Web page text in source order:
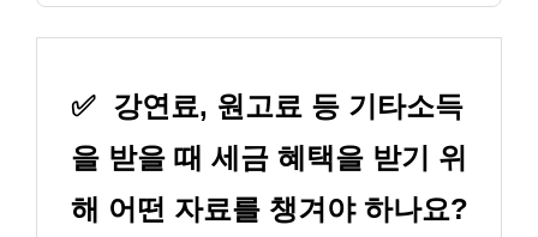
✅ 강연료, 원고료 등 기타소득
을 받을 때 세금 혜택을 받기 위
해 어떤 자료를 챙겨야 하나요?